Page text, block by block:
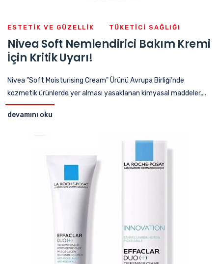
ESTETIK VE GÜZELLIK TÜKETICI SAĞLIĞI
Nivea Soft Nemlendirici Bakım Kremi
İçin Kritik Uyarı!
Nivea "Soft Moisturising Cream" Ürünü Avrupa Birliği’nde
kozmetik ürünlerde yer alması yasaklanan kimyasal maddeler,...
devamını oku